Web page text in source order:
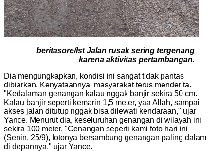
beritasore/Ist Jalan rusak sering tergenang
karena aktivitas pertambangan.
Dia mengungkapkan, kondisi ini sangat tidak pantas
dibiarkan. Kenyataannya, masyarakat terus menderita.
"Kedalaman genangan kalau nggak banjir sekira 50 cm.
Kalau banjir seperti kemarin 1,5 meter, yaa Allah, sampai
akses jalan ditutup nggak bisa dilewati kendaraan," ujar
Yance. Menurut dia, keseluruhan genangan di wilayah ini
sekira 100 meter. "Genangan seperti kami foto hari ini
(Senin, 25/9), fotonya bersambung genangan paling dalam
di depannya," ujar Yance.